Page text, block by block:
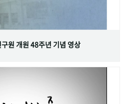
원 개원 48주년 기념 영상